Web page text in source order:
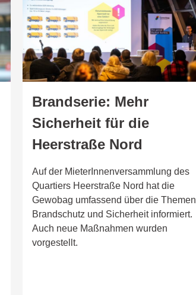
Brandserie: Mehr
Sicherheit für die
Heerstraße Nord
Auf der MieterInnenversammlung des
Quartiers Heerstraße Nord hat die
Gewobag umfassend über die Themen
Brandschutz und Sicherheit informiert.
Auch neue Maßnahmen wurden
vorgestellt.